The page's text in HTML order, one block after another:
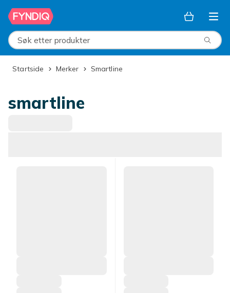
Hopp til hovedinnhold
Søk etter produkter
Startside Merker smartline
smartline